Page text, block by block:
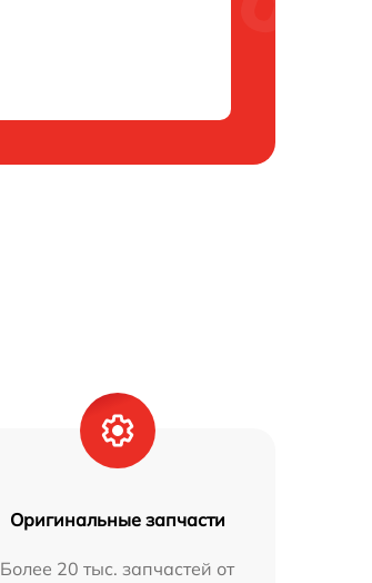
Оригинальные запчасти
Более 20 тыс. запчастей от